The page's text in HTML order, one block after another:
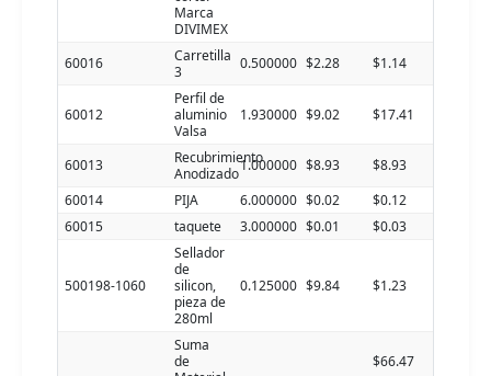
Marca
DIVIMEX
60016
Carretilla
3
0.500000 $2.28 $1.14
60012
Perfil de
aluminio
Valsa
1.930000 $9.02 $17.41
60013
Recubrimiento
Anodizado1.000000 $8.93
$8.93
60014
PIJA 6.000000 $0.02
$0.12
60015
taquete 3.000000 $0.01 $0.03
500198-1060
Sellador
de
silicon,
pieza de
280ml
0.125000 $9.84 $1.23
Suma
de
$66.47